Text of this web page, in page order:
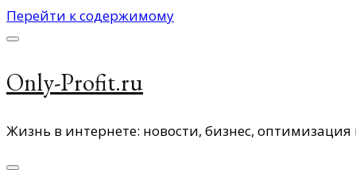
Перейти к содержимому
Only-Profit.ru
Жизнь в интернете: новости, бизнес, оптимизация